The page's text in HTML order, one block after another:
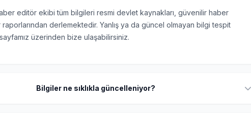
editör ekibi tüm bilgileri resmi devlet kaynakları, güvenilir haber
raporlarından derlemektedir. Yanlış ya da güncel olmayan bilgi tespit
üzerinden bize ulaşabilirsiniz.
Bilgiler ne sıklıkla güncelleniyor?